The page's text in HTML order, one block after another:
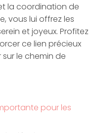
la coordination de
vous lui offrez les
et joyeux. Profitez
ce lien précieux
le chemin de
pour les